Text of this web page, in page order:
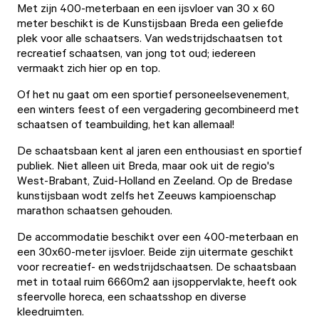
Met zijn 400-meterbaan en een ijsvloer van 30 x 60
meter beschikt is de Kunstijsbaan Breda een geliefde
plek voor alle schaatsers. Van wedstrijdschaatsen tot
recreatief schaatsen, van jong tot oud; iedereen
vermaakt zich hier op en top.
Of het nu gaat om een sportief personeelsevenement,
een winters feest of een vergadering gecombineerd met
schaatsen of teambuilding, het kan allemaal!
De schaatsbaan kent al jaren een enthousiast en sportief
publiek. Niet alleen uit Breda, maar ook uit de regio's
West-Brabant, Zuid-Holland en Zeeland. Op de Bredase
kunstijsbaan wodt zelfs het Zeeuws kampioenschap
marathon schaatsen gehouden.
De accommodatie beschikt over een 400-meterbaan en
een 30x60-meter ijsvloer. Beide zijn uitermate geschikt
voor recreatief- en wedstrijdschaatsen. De schaatsbaan
met in totaal ruim 6660m2 aan ijsoppervlakte, heeft ook
sfeervolle horeca, een schaatsshop en diverse
kleedruimten.